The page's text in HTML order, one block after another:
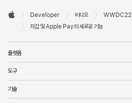
Developer
바닥글

Developer 비디오
WWDC22
지갑 및 Apple Pay의 새로운 기능
플랫폼
도구
기술